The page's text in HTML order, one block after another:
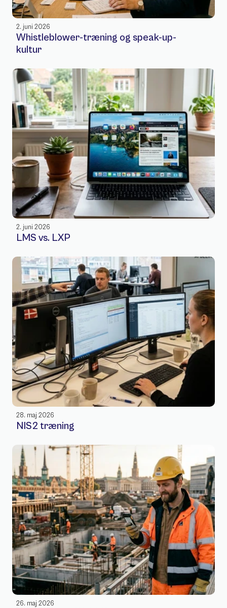
2. juni 2026
Whistleblower-træning og speak-up-
kultur
2. juni 2026
LMS vs. LXP
28. maj 2026
NIS2 træning
26. maj 2026